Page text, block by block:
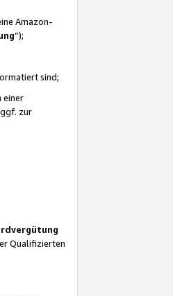
Amazon-
“);
sind;
einer
zur
Qualifizierten